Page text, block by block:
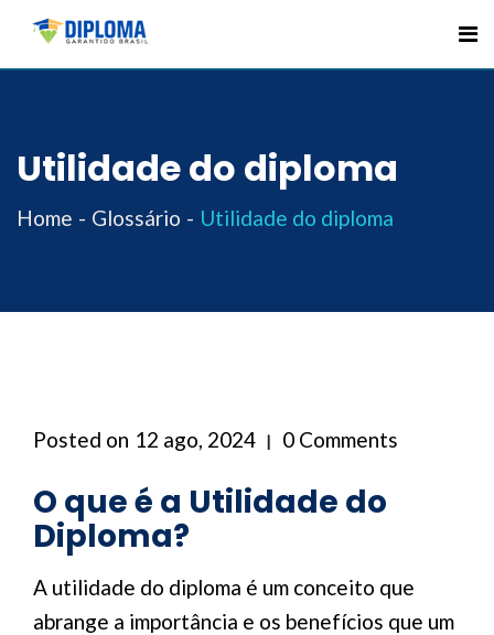
Skip
Utilidade do diploma
Home Glossário Utilidade do diploma
Posted on 12 ago, 2024 0 Comments
O que é a Utilidade do
Diploma?
A utilidade do diploma é um conceito que
abrange a importância e os benefícios que um